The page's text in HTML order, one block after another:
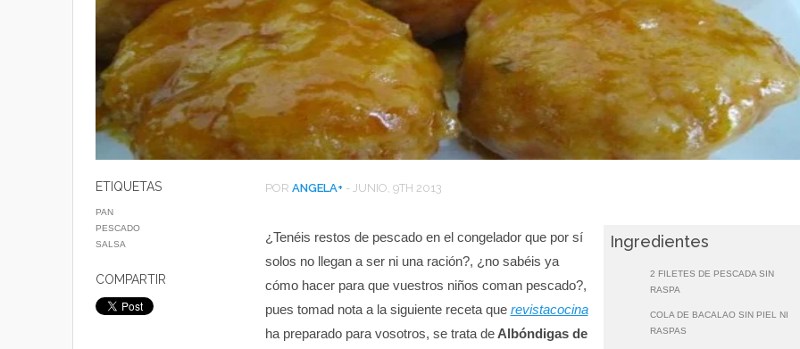
ETIQUETAS
PAN
PESCADO
SALSA
COMPARTIR
POR ANGELA+ - JUNIO, 9TH 2013
Ingredientes
2 FILETES DE PESCADA SIN
RASPA
COLA DE BACALAO SIN PIEL NI
RASPAS
¿Tenéis restos de pescado en el congelador que por sí
solos no llegan a ser ni una ración?, ¿no sabéis ya
cómo hacer para que vuestros niños coman pescado?,
pues tomad nota a la siguiente receta que revistacocina
ha preparado para vosotros, se trata deAlbóndigas de